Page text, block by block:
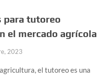
para tutoreo
el mercado agrícola
2023
el tutoreo es una